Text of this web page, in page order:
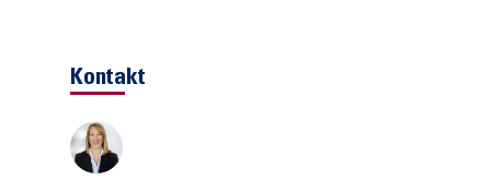
Kontakt